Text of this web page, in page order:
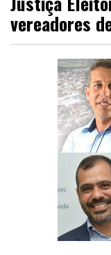
vereadores